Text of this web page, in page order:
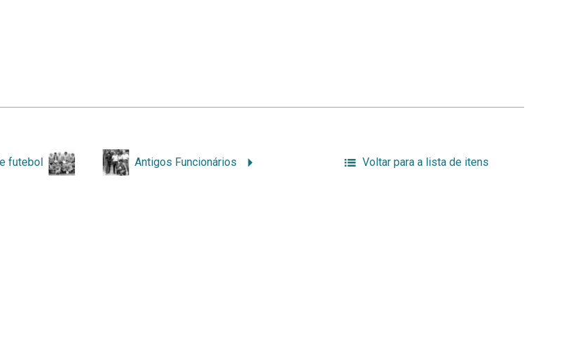
futebol Antigos Funcionários Voltar para a lista de itens